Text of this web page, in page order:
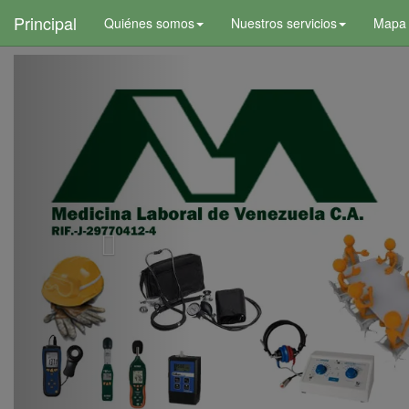
Principal Quiénes somos Nuestros servicios